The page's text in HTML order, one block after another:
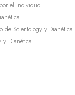
el individuo
de Scientology y Dianética
y Dianética